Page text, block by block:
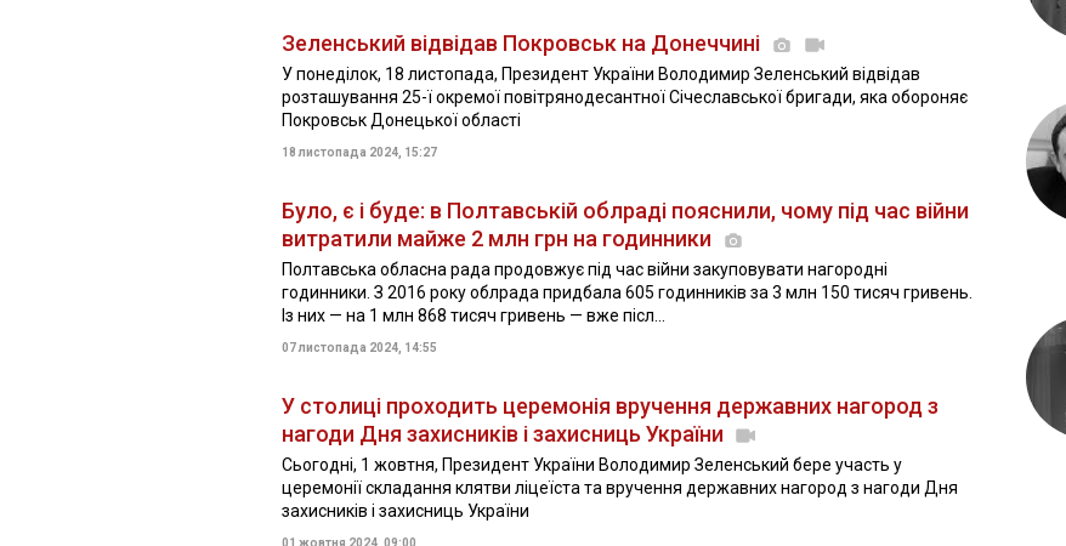
Зеленський відвідав Покровськ на Донеччині
У понеділок, 18 листопада, Президент України Володимир Зеленський відвідав
розташування 25-ї окремої повітрянодесантної Січеславської бригади, яка обороняє
Покровськ Донецької області
18 листопада 2024, 15:27
Було, є і буде: в Полтавській облраді пояснили, чому під час війни
витратили майже 2 млн грн на годинники
Полтавська обласна рада продовжує під час війни закуповувати нагородні
годинники. З 2016 року облрада придбала 605 годинників за 3 млн 150 тисяч гривень.
Із них — на 1 млн 868 тисяч гривень — вже післ...
07 листопада 2024, 14:55
У столиці проходить церемонія вручення державних нагород з
нагоди Дня захисників і захисниць України
Сьогодні, 1 жовтня, Президент України Володимир Зеленський бере участь у
церемонії складання клятви ліцеїста та вручення державних нагород з нагоди Дня
захисників і захисниць України
01 жовтня 2024, 09:00